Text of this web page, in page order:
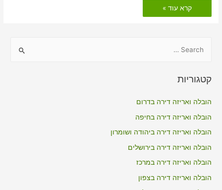
הובלות
דירה
כולל
קרא עוד »
r
o
r
:
קטגוריות
הובלה ואריזה דירה בדרום
הובלה ואריזה דירה בחיפה
הובלה ואריזה דירה ביהודה ושומרון
הובלה ואריזה דירה בירושלים
הובלה ואריזה דירה במרכז
הובלה ואריזה דירה בצפון